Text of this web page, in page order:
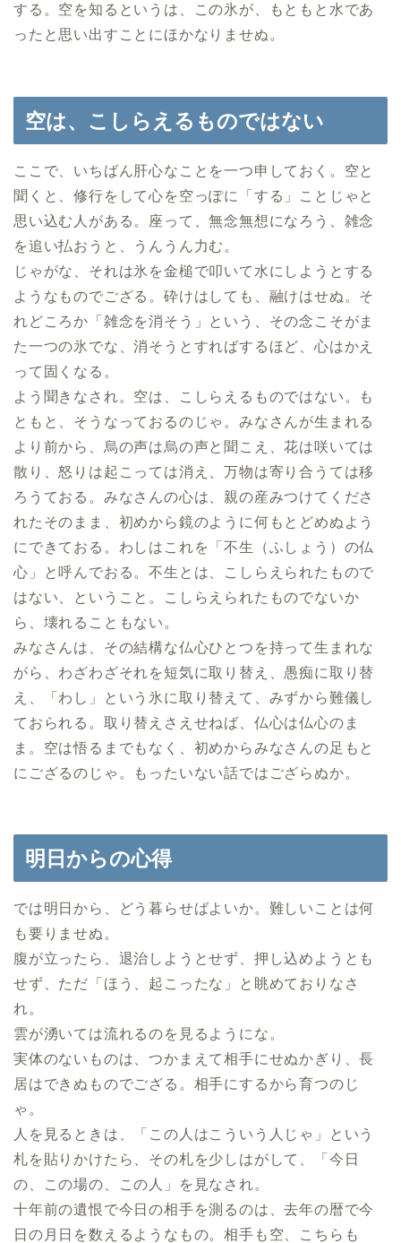
する。空を知るというは、この氷が、もともと水であ
ったと思い出すことにほかなりませぬ。
空は、こしらえるものではない
ここで、いちばん肝心なことを一つ申しておく。空と
聞くと、修行をして心を空っぽに「する」ことじゃと
思い込む人がある。座って、無念無想になろう、雑念
を追い払おうと、うんうん力む。
じゃがな、それは氷を金槌で叩いて水にしようとする
ようなものでござる。砕けはしても、融けはせぬ。そ
れどころか「雑念を消そう」という、その念こそがま
た一つの氷でな、消そうとすればするほど、心はかえ
って固くなる。
よう聞きなされ。空は、こしらえるものではない。も
ともと、そうなっておるのじゃ。みなさんが生まれる
より前から、烏の声は烏の声と聞こえ、花は咲いては
散り、怒りは起こっては消え、万物は寄り合うては移
ろうておる。みなさんの心は、親の産みつけてくださ
れたそのまま、初めから鏡のように何もとどめぬよう
にできておる。わしはこれを「不生（ふしょう）の仏
心」と呼んでおる。不生とは、こしらえられたもので
はない、ということ。こしらえられたものでないか
ら、壊れることもない。
みなさんは、その結構な仏心ひとつを持って生まれな
がら、わざわざそれを短気に取り替え、愚痴に取り替
え、「わし」という氷に取り替えて、みずから難儀し
ておられる。取り替えさえせねば、仏心は仏心のま
ま。空は悟るまでもなく、初めからみなさんの足もと
にござるのじゃ。もったいない話ではござらぬか。
明日からの心得
では明日から、どう暮らせばよいか。難しいことは何
も要りませぬ。
腹が立ったら、退治しようとせず、押し込めようとも
せず、ただ「ほう、起こったな」と眺めておりなさ
れ。
雲が湧いては流れるのを見るようにな。
実体のないものは、つかまえて相手にせぬかぎり、長
居はできぬものでござる。相手にするから育つのじ
ゃ。
人を見るときは、「この人はこういう人じゃ」という
札を貼りかけたら、その札を少しはがして、「今日
の、この場の、この人」を見なされ。
十年前の遺恨で今日の相手を測るのは、去年の暦で今
日の月日を数えるようなもの。相手も空、こちらも